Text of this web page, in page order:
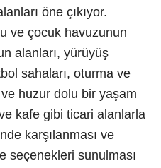
öne çıkıyor.
ve çocuk havuzunun
alanları, yürüyüş
sahaları, oturma ve
huzur dolu bir yaşam
kafe gibi ticari alanlarla
karşılanması ve
seçenekleri sunulması